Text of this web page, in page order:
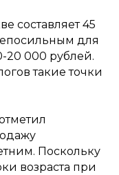
составляет 45
для
20 000 рублей.
такие точки
Поскольку
возраста при